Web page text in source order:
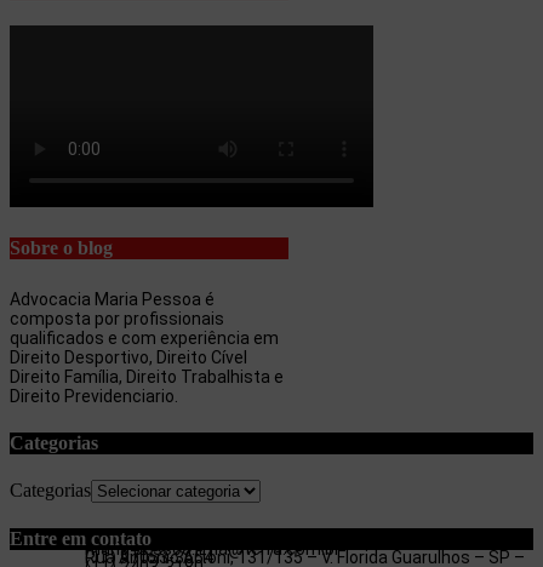
Sobre o blog
Advocacia Maria Pessoa é
composta por profissionais
qualificados e com experiência em
Direito Desportivo, Direito Cível
Direito Família, Direito Trabalhista e
Direito Previdenciario.
Categorias
Categorias
Entre em contato
Rua Antonio Artoni, 131/135 – V. Florida Guarulhos – SP –
(11) 97053-3654
maria.pessoa.lima@terra.com.br